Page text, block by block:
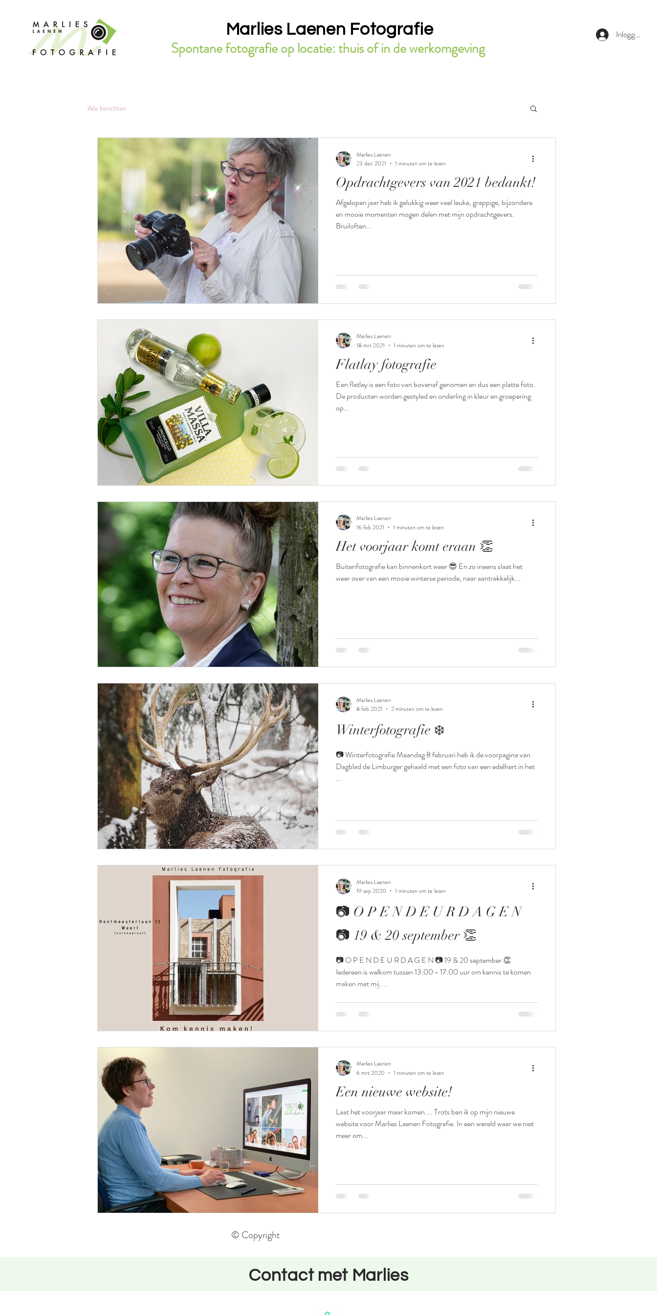
Inloggen
Marlies Laenen Fotografie
Spontane fotografie op locatie: thuis of in de werkomgeving
Alle berichten
Opdrachtgevers van 2021 bedankt!
Afgelopen jaar heb ik gelukkig weer veel leuke, grappige, bijzondere
en mooie momenten mogen delen met mijn opdrachtgevers.
Bruiloften...
Marlies Laenen
23 dec 2021
1 minuten om te lezen
Flatlay fotografie
Een flatlay is een foto van bovenaf genomen en dus een platte foto.
De producten worden gestyled en onderling in kleur en groepering
op...
Marlies Laenen
18 mrt 2021
1 minuten om te lezen
Het voorjaar komt eraan 👏
Buitenfotografie kan binnenkort weer 😎 En zo ineens slaat het
weer over van een mooie winterse periode, naar aantrekkelijk...
Marlies Laenen
16 feb 2021
1 minuten om te lezen
Winterfotografie ❄️
📷 Winterfotografie Maandag 8 februari heb ik de voorpagina van
Dagblad de Limburger gehaald met een foto van een edelhert in het
...
Marlies Laenen
8 feb 2021
2 minuten om te lezen
📷 O P E N D E U R D A G E N
📷 19 & 20 september 👏
📷 O P E N D E U R D A G E N 📷 19 & 20 september 👏
Iedereen is welkom tussen 13:00 - 17:00 uur om kennis te komen
maken met mij....
Marlies Laenen
19 sep 2020
1 minuten om te lezen
Een nieuwe website!
Laat het voorjaar maar komen.... Trots ben ik op mijn nieuwe
website voor Marlies Laenen Fotografie. In een wereld waar we niet
meer om...
Marlies Laenen
6 mrt 2020
1 minuten om te lezen
© Copyright
Contact met Marlies